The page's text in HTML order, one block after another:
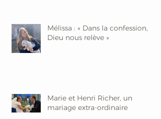
Mélissa : « Dans la confession,
Dieu nous relève »
Marie et Henri Richer, un
mariage extra-ordinaire